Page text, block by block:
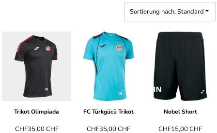
Sortierung nach: Standard
Trikot Olimpiada
CHF35,00 CHF
FC Türkgücü Trikot
CHF35,00 CHF
Nobel Short
CHF15,00CHF